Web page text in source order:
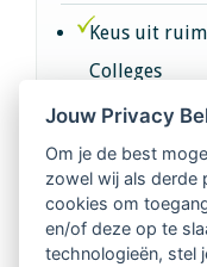
Keus uit ruim
Colleges
Intervisie
Netwerk van
regio's
Jouw Privacy
Om je de best
zowel wij als derde
cookies om
en/of deze op te
technologieën, stel